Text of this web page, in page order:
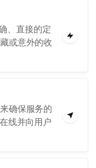
、直接的定
或意外的收
确保服务的
线并向用户